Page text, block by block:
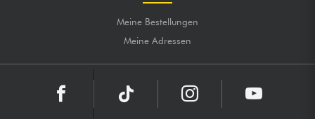
Meine Bestellungen
Meine Adressen